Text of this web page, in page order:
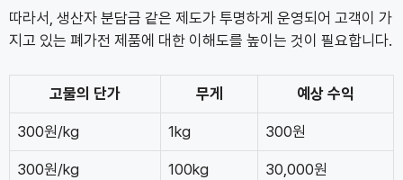
따라서, 생산자 분담금 같은 제도가 투명하게 운영되어 고객이 가
지고 있는 폐가전 제품에 대한 이해도를 높이는 것이 필요합니다.
고물의 단가 무게 예상 수익
300원/kg 1kg 300원
300원/kg 100kg 30,000원